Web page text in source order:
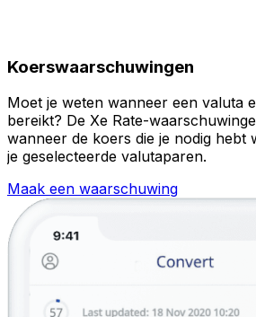
Koerswaarschuwingen
Moet je weten wanneer een valuta
bereikt? De Xe Rate-
wanneer de koers die je nodig hebt
je geselecteerde valutaparen.
Maak een waarschuwing